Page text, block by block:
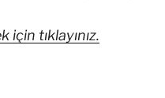
için tıklayınız.